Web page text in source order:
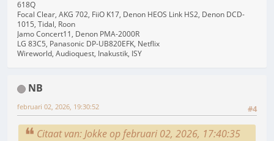
618Q
Focal Clear, AKG 702, FiiO K17, Denon HEOS Link HS2, Denon DCD-
1015, Tidal, Roon
Jamo Concert11, Denon PMA-2000R
LG 83C5, Panasonic DP-UB820EFK, Netflix
Wireworld, Audioquest, Inakustik, ISY
NB
#4
februari 02, 2026, 19:30:52
Citaat van: Jokke op februari 02, 2026, 17:40:35